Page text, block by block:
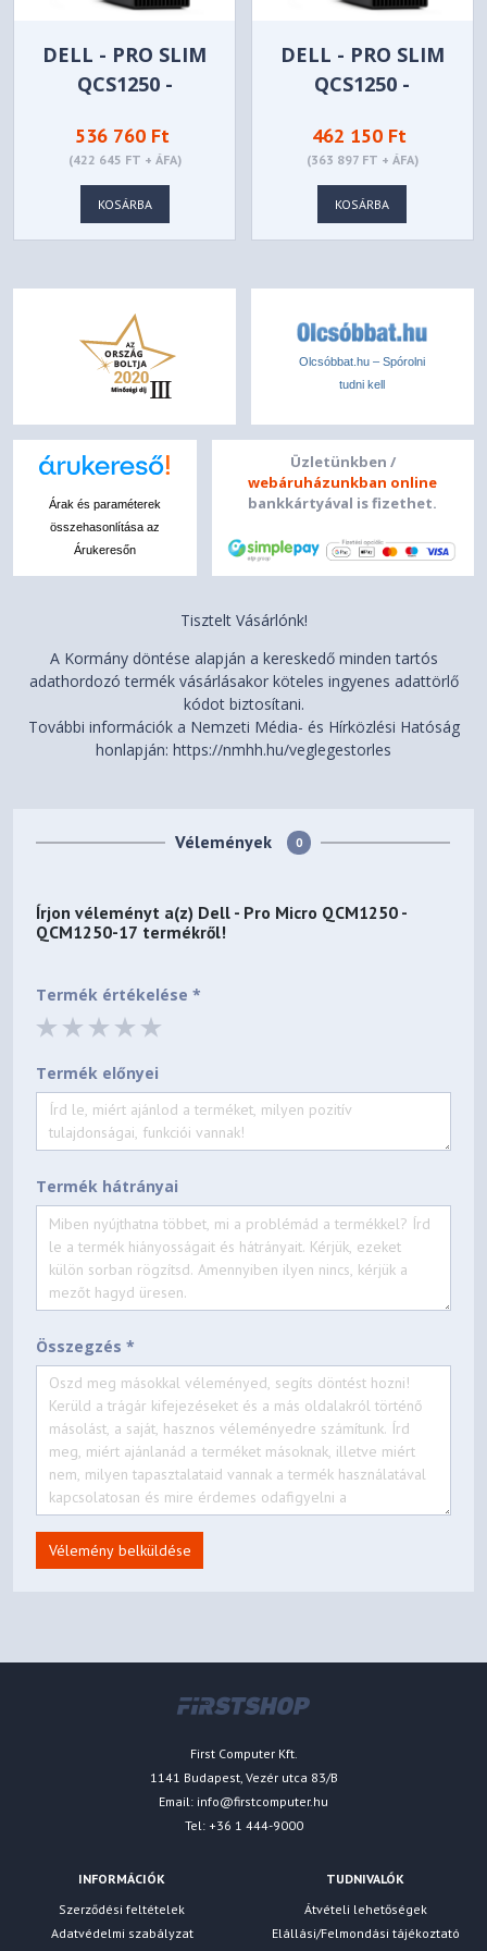
DELL - PRO SLIM
QCS1250 -
536 760 Ft
(422 645 FT + ÁFA)
KOSÁRBA
DELL - PRO SLIM
QCS1250 -
462 150 Ft
(363 897 FT + ÁFA)
KOSÁRBA
Olcsóbbat.hu – Spórolni
tudni kell
Árak és paraméterek
összehasonlítása az
Árukeresőn
Üzletünkben /
webáruházunkban online
bankkártyával is fizethet.
Tisztelt Vásárlónk!
A Kormány döntése alapján a kereskedő minden tartós
adathordozó termék vásárlásakor köteles ingyenes adattörlő
kódot biztosítani.
További információk a Nemzeti Média- és Hírközlési Hatóság
honlapján: https://nmhh.hu/veglegestorles
Vélemények 0
Írjon véleményt a(z) Dell - Pro Micro QCM1250 -
QCM1250-17 termékről!
Termék értékelése *
Termék előnyei
Termék hátrányai
Összegzés *
Vélemény belküldése
First Computer Kft.
1141 Budapest, Vezér utca 83/B
Email: info@firstcomputer.hu
Tel: +36 1 444-9000
INFORMÁCIÓK
Szerződési feltételek
Adatvédelmi szabályzat
TUDNIVALÓK
Átvételi lehetőségek
Elállási/Felmondási tájékoztató